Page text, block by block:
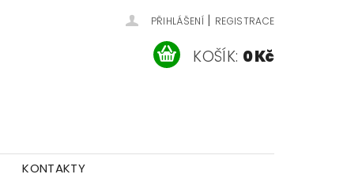
PŘIHLÁŠENÍ | REGISTRACE
KOŠÍK: 0 Kč
KONTAKTY